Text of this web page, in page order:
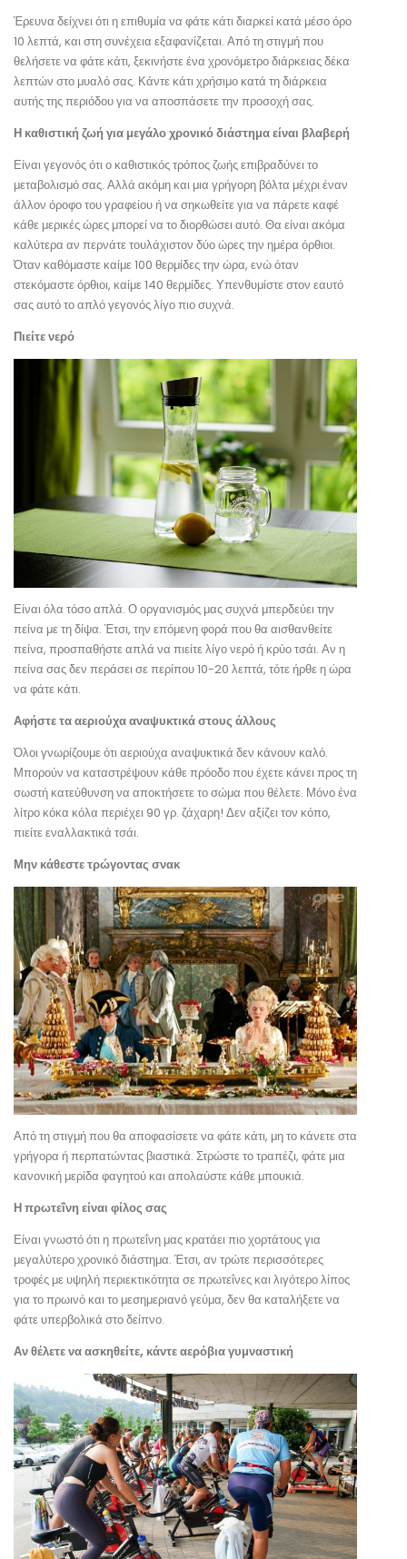
Έρευνα δείχνει ότι η επιθυμία να φάτε κάτι διαρκεί κατά μέσο όρο
10 λεπτά, και στη συνέχεια εξαφανίζεται. Από τη στιγμή που
θελήσετε να φάτε κάτι, ξεκινήστε ένα χρονόμετρο διάρκειας δέκα
λεπτών στο μυαλό σας. Κάντε κάτι χρήσιμο κατά τη διάρκεια
αυτής της περιόδου για να αποσπάσετε την προσοχή σας.
Η καθιστική ζωή για μεγάλο χρονικό διάστημα είναι βλαβερή
Είναι γεγονός ότι ο καθιστικός τρόπος ζωής επιβραδύνει το
μεταβολισμό σας. Αλλά ακόμη και μια γρήγορη βόλτα μέχρι έναν
άλλον όροφο του γραφείου ή να σηκωθείτε για να πάρετε καφέ
κάθε μερικές ώρες μπορεί να το διορθώσει αυτό. Θα είναι ακόμα
καλύτερα αν περνάτε τουλάχιστον δύο ώρες την ημέρα όρθιοι.
Όταν καθόμαστε καίμε 100 θερμίδες την ώρα, ενώ όταν
στεκόμαστε όρθιοι, καίμε 140 θερμίδες. Υπενθυμίστε στον εαυτό
σας αυτό το απλό γεγονός λίγο πιο συχνά.
Πιείτε νερό
Είναι όλα τόσο απλά. Ο οργανισμός μας συχνά μπερδεύει την
πείνα με τη δίψα. Έτσι, την επόμενη φορά που θα αισθανθείτε
πείνα, προσπαθήστε απλά να πιείτε λίγο νερό ή κρύο τσάι. Αν η
πείνα σας δεν περάσει σε περίπου 10-20 λεπτά, τότε ήρθε η ώρα
να φάτε κάτι.
Αφήστε τα αεριούχα αναψυκτικά στους άλλους
Όλοι γνωρίζουμε ότι αεριούχα αναψυκτικά δεν κάνουν καλό.
Μπορούν να καταστρέψουν κάθε πρόοδο που έχετε κάνει προς τη
σωστή κατεύθυνση να αποκτήσετε το σώμα που θέλετε. Μόνο ένα
λίτρο κόκα κόλα περιέχει 90 γρ. ζάχαρη! Δεν αξίζει τον κόπο,
πιείτε εναλλακτικά τσάι.
Μην κάθεστε τρώγοντας σνακ
Από τη στιγμή που θα αποφασίσετε να φάτε κάτι, μη το κάνετε στα
γρήγορα ή περπατώντας βιαστικά. Στρώστε το τραπέζι, φάτε μια
κανονική μερίδα φαγητού και απολαύστε κάθε μπουκιά.
Η πρωτεΐνη είναι φίλος σας
Είναι γνωστό ότι η πρωτεΐνη μας κρατάει πιο χορτάτους για
μεγαλύτερο χρονικό διάστημα. Έτσι, αν τρώτε περισσότερες
τροφές με υψηλή περιεκτικότητα σε πρωτεΐνες και λιγότερο λίπος
για το πρωινό και το μεσημεριανό γεύμα, δεν θα καταλήξετε να
φάτε υπερβολικά στο δείπνο.
Αν θέλετε να ασκηθείτε, κάντε αερόβια γυμναστική